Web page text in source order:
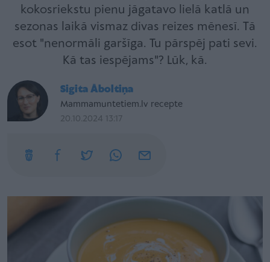
kokosriekstu pienu jāgatavo lielā katlā un
sezonas laikā vismaz divas reizes mēnesī. Tā
esot "nenormāli garšīga. Tu pārspēj pati sevi.
Kā tas iespējams"? Lūk, kā.
Sigita Āboltiņa
Mammamuntetiem.lv recepte
20.10.2024 13:17